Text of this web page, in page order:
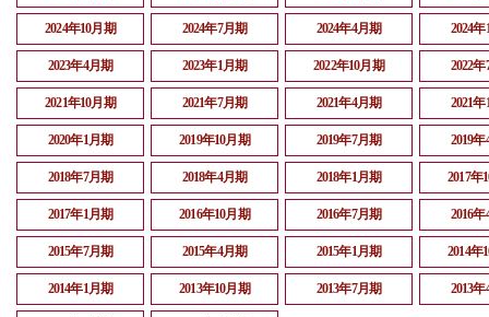
2024年10月期 2024年7月期 2024年4月期 2024
2023年4月期 2023年1月期 2022年10月期 2022
2021年10月期 2021年7月期 2021年4月期 2021
2020年1月期 2019年10月期 2019年7月期 2019
2018年7月期 2018年4月期 2018年1月期 2017年
2017年1月期 2016年10月期 2016年7月期 2016
2015年7月期 2015年4月期 2015年1月期 2014年
2014年1月期 2013年10月期 2013年7月期 2013